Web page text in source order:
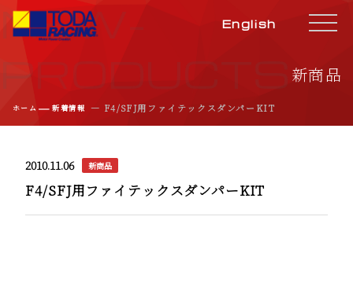
English
新商品
NEW-
PRODUCTS
ホーム ― 新着情報 ― F4/SFJ用ファイテックスダンパーKIT
2010.11.06 新商品
F4/SFJ用ファイテックスダンパーKIT